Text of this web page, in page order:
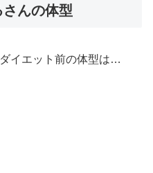
んの体型
イエット前の体型は…